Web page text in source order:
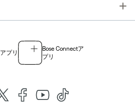
プリ
Bose Connectア
プリ